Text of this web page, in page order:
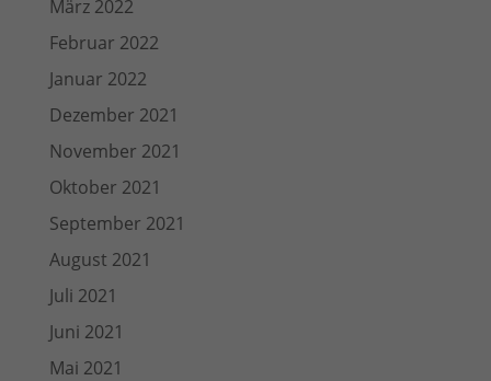
März 2022
Februar 2022
Januar 2022
Dezember 2021
November 2021
Oktober 2021
September 2021
August 2021
Juli 2021
Juni 2021
Mai 2021